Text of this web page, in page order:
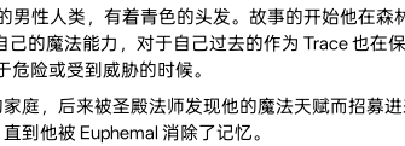
男性人类，有着青色的头发。故事的开始他在森
己的魔法能力，对于自己过去的作为 Trace 也
危险或受到威胁的时候。
庭，后来被圣殿法师发现他的魔法天赋而招募
到他被 Euphemal 消除了记忆。